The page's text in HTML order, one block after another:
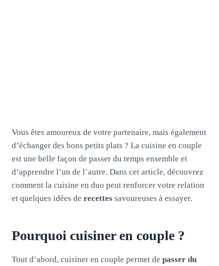
Vous êtes amoureux de votre partenaire, mais également
d’échanger des bons petits plats ? La cuisine en couple
est une belle façon de passer du temps ensemble et
d’apprendre l’un de l’autre. Dans cet article, découvrez
comment la cuisine en duo peut renforcer votre relation
et quelques idées de recettes savoureuses à essayer.
Pourquoi cuisiner en couple ?
Tout d’abord, cuisiner en couple permet de passer du